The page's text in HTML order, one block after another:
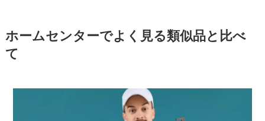
ホームセンターでよく見る類似品と比べ
て